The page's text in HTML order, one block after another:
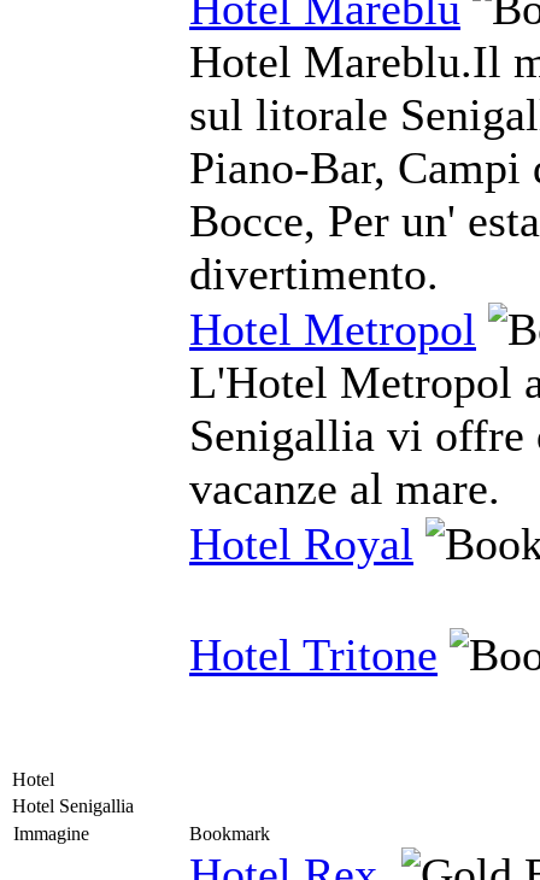
Hotel Mareblu.Il
sul litorale
Piano-Bar, Campi
Bocce, Per un'
divertimento.
Hotel Metropol
L'Hotel Metropol
Senigallia vi
vacanze al mare.
Hotel Royal
Hotel Tritone
Hotel
Hotel Senigallia
Immagine
Bookmark